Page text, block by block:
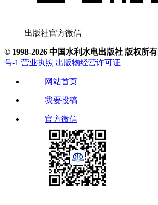
出版社官方微信
© 1998-2026 中国水利水电出版社 版权所有
号-1 营业执照 出版物经营许可证 |
网站首页
我要投稿
官方微信